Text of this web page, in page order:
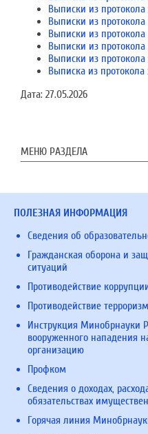
Выписки из протокола
Выписки из протокола
Выписки из протокола
Выписки из
Выписки из
Выписка из протокола
Дата: 27.05.2026
МЕНЮ РАЗДЕЛА
ПОЛЕЗНАЯ ИНФОРМАЦИЯ
Сведения об
Гражданская оборона и
ситуаций
Противодействие
Противодействие
Инструкция Минобрнауки
вооруженного нападения
организацию
Профком
Сведения о доходах,
обязательствах
Горячая линия